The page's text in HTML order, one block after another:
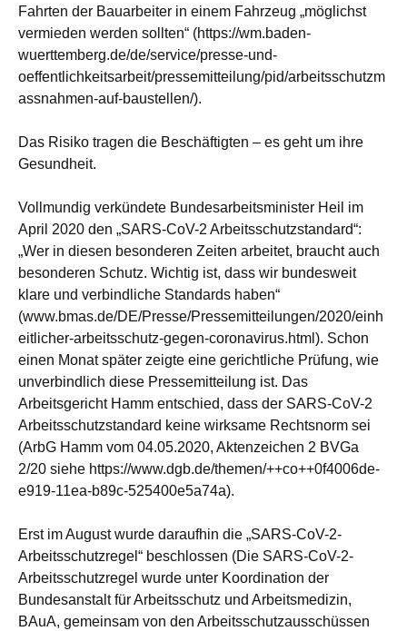
Fahrten der Bauarbeiter in einem Fahrzeug „möglichst
vermieden werden sollten“ (https://wm.baden-
wuerttemberg.de/de/service/presse-und-
oeffentlichkeitsarbeit/pressemitteilung/pid/arbeitsschutzm
assnahmen-auf-baustellen/).
Das Risiko tragen die Beschäftigten – es geht um ihre
Gesundheit.
Vollmundig verkündete Bundesarbeitsminister Heil im
April 2020 den „SARS-CoV-2 Arbeitsschutzstandard“:
„Wer in diesen besonderen Zeiten arbeitet, braucht auch
besonderen Schutz. Wichtig ist, dass wir bundesweit
klare und verbindliche Standards haben“
(www.bmas.de/DE/Presse/Pressemitteilungen/2020/einh
eitlicher-arbeitsschutz-gegen-coronavirus.html). Schon
einen Monat später zeigte eine gerichtliche Prüfung, wie
unverbindlich diese Pressemitteilung ist. Das
Arbeitsgericht Hamm entschied, dass der SARS-CoV-2
Arbeitsschutzstandard keine wirksame Rechtsnorm sei
(ArbG Hamm vom 04.05.2020, Aktenzeichen 2 BVGa
2/20 siehe https://www.dgb.de/themen/++co++0f4006de-
e919-11ea-b89c-525400e5a74a).
Erst im August wurde daraufhin die „SARS-CoV-2-
Arbeitsschutzregel“ beschlossen (Die SARS-CoV-2-
Arbeitsschutzregel wurde unter Koordination der
Bundesanstalt für Arbeitsschutz und Arbeitsmedizin,
BAuA, gemeinsam von den Arbeitsschutzausschüssen